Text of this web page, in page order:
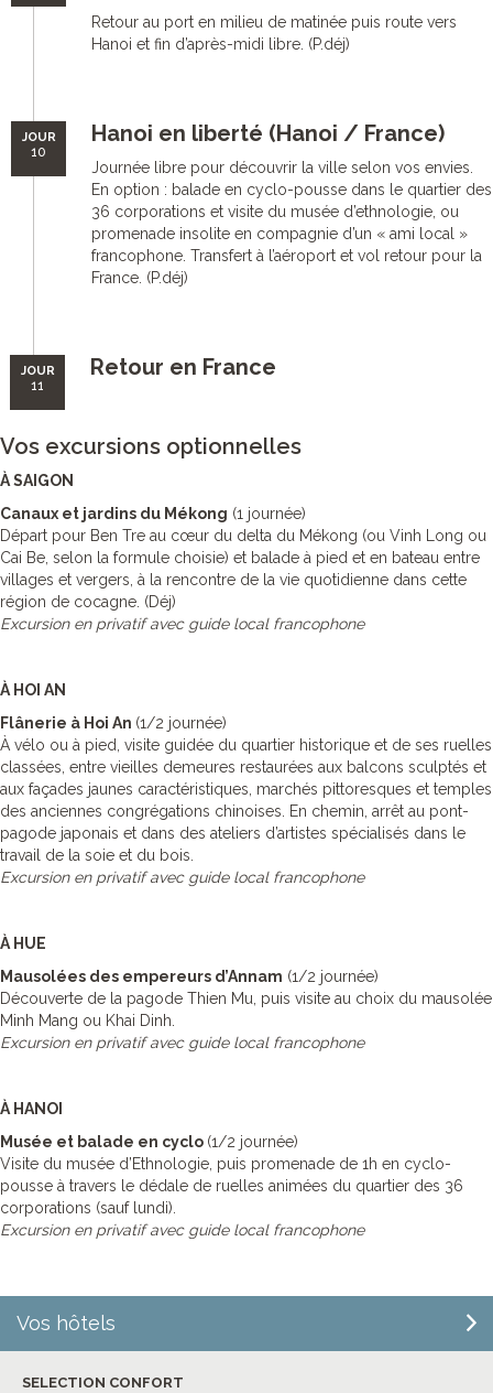
Retour au port en milieu de matinée puis route vers
Hanoi et fin d’après-midi libre. (P.déj)
JOUR
10
Hanoi en liberté (Hanoi / France)
Journée libre pour découvrir la ville selon vos envies.
En option : balade en cyclo-pousse dans le quartier des
36 corporations et visite du musée d’ethnologie, ou
promenade insolite en compagnie d’un « ami local »
francophone. Transfert à l’aéroport et vol retour pour la
France. (P.déj)
JOUR
11
Retour en France
Vos excursions optionnelles
À SAIGON
Canaux et jardins du Mékong (1 journée)
Départ pour Ben Tre au cœur du delta du Mékong (ou Vinh Long ou
Cai Be, selon la formule choisie) et balade à pied et en bateau entre
villages et vergers, à la rencontre de la vie quotidienne dans cette
région de cocagne. (Déj)
Excursion en privatif avec guide local francophone
À HOI AN
Flânerie à Hoi An (1/2 journée)
À vélo ou à pied, visite guidée du quartier historique et de ses ruelles
classées, entre vieilles demeures restaurées aux balcons sculptés et
aux façades jaunes caractéristiques, marchés pittoresques et temples
des anciennes congrégations chinoises. En chemin, arrêt au pont-
pagode japonais et dans des ateliers d’artistes spécialisés dans le
travail de la soie et du bois.
Excursion en privatif avec guide local francophone
À HUE
Mausolées des empereurs d’Annam (1/2 journée)
Découverte de la pagode Thien Mu, puis visite au choix du mausolée
Minh Mang ou Khai Dinh.
Excursion en privatif avec guide local francophone
À HANOI
Musée et balade en cyclo (1/2 journée)
Visite du musée d’Ethnologie, puis promenade de 1h en cyclo-
pousse à travers le dédale de ruelles animées du quartier des 36
corporations (sauf lundi).
Excursion en privatif avec guide local francophone
Vos hôtels
SELECTION CONFORT